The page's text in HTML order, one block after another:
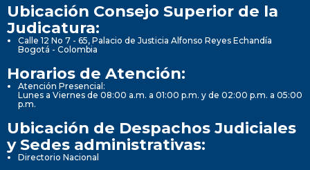
Ubicación Consejo Superior de la
Judicatura:
Calle 12 No 7 - 65, Palacio de Justicia Alfonso Reyes Echandía
Bogotá - Colombia
Horarios de Atención:
Atención Presencial:
Lunes a Viernes de 08:00 a.m. a 01:00 p.m. y de 02:00 p.m. a 05:00
p.m.
Ubicación de Despachos Judiciales
y Sedes administrativas:
Directorio Nacional